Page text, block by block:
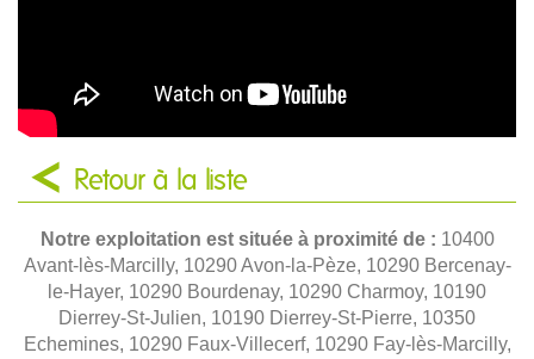
Retour à la liste
Notre exploitation est située à proximité de : 10400
Avant-lès-Marcilly, 10290 Avon-la-Pèze, 10290 Bercenay-
le-Hayer, 10290 Bourdenay, 10290 Charmoy, 10190
Dierrey-St-Julien, 10190 Dierrey-St-Pierre, 10350
Echemines, 10290 Faux-Villecerf, 10290 Fay-lès-Marcilly,